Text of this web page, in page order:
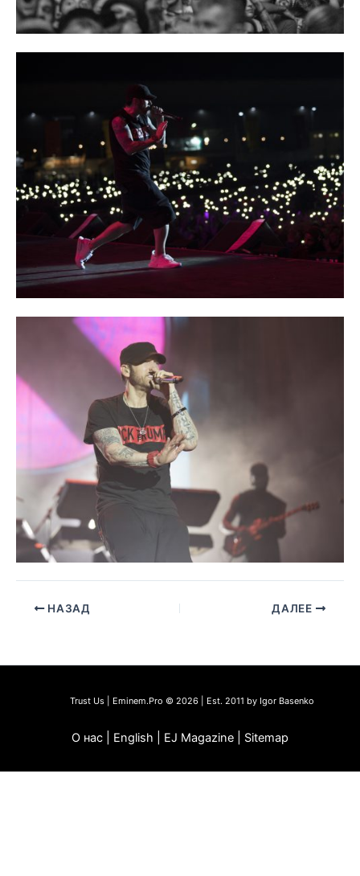
НАЗАД ДАЛЕЕ
Trust Us | Eminem.Pro © 2026 | Est. 2011 by Igor Basenko
О нас | English | EJ Magazine | Sitemap